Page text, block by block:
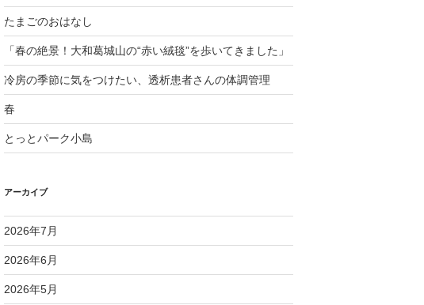
たまごのおはなし
「春の絶景！大和葛城山の“赤い絨毯”を歩いてきました」
冷房の季節に気をつけたい、透析患者さんの体調管理
春
とっとパーク小島
アーカイブ
2026年7月
2026年6月
2026年5月